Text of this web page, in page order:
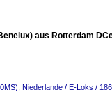
aus Rotterdam
Niederlande / E-Loks /